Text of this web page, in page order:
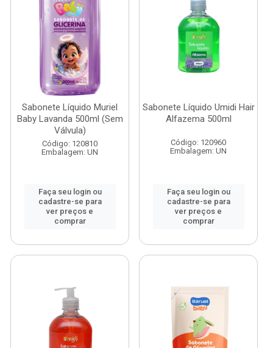
Sabonete Líquido Muriel
Baby Lavanda 500ml (Sem
Válvula)
Código: 120810
Embalagem: UN
Faça seu login ou
cadastre-se para
ver preços e
comprar
Sabonete Líquido Umidi Hair
Alfazema 500ml
Código: 120960
Embalagem: UN
Faça seu login ou
cadastre-se para
ver preços e
comprar